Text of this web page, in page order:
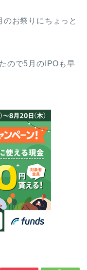
お祭りにちょっと
ので5月のIPOも早